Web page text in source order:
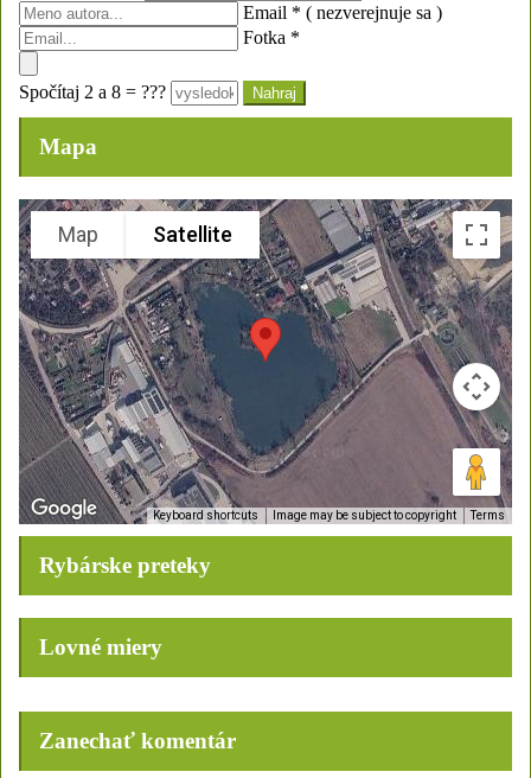
Email * ( nezverejnuje sa )
Fotka *
Spočítaj 2 a 8 = ???
Mapa
Map Satellite
Keyboard shortcuts Image may be subject to copyright Terms
Rybárske preteky
Lovné miery
Zanechať komentár